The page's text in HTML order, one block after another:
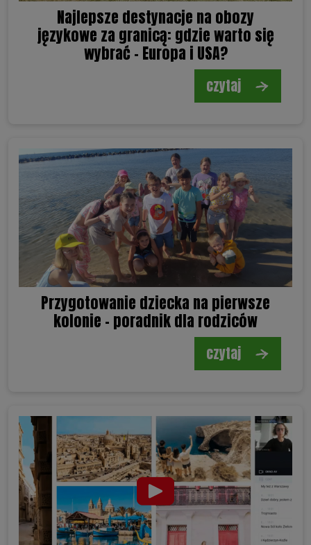
Najlepsze destynacje na obozy
językowe za granicą: gdzie warto się
wybrać - Europa i USA?
czytaj
Przygotowanie dziecka na pierwsze
kolonie - poradnik dla rodziców
czytaj